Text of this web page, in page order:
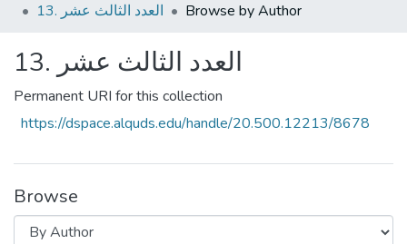
13. العدد الثالث عشر
Browse by Author
13. العدد الثالث عشر
Permanent URI for this collection
https://dspace.alquds.edu/handle/20.500.12213/8678
Browse